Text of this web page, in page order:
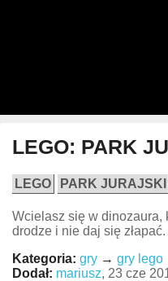
LEGO: PARK
LEGO PARK JURAJSKI
Wcielasz się w dinozaura,
drodze i nie daj się złapać.
Kategoria: gry → gry lego
Dodał: mariusz, 23 cze